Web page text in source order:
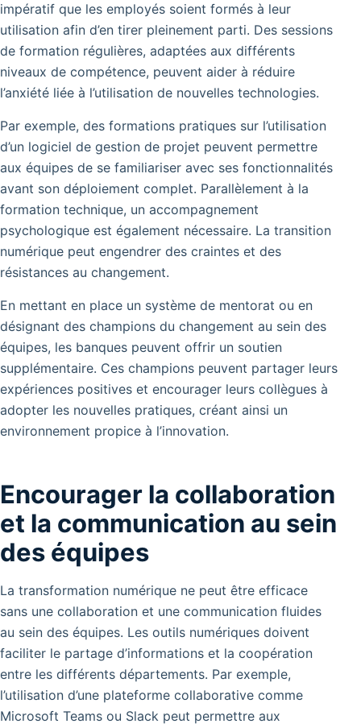
impératif que les employés soient formés à leur
utilisation afin d’en tirer pleinement parti. Des sessions
de formation régulières, adaptées aux différents
niveaux de compétence, peuvent aider à réduire
l’anxiété liée à l’utilisation de nouvelles technologies.
Par exemple, des formations pratiques sur l’utilisation
d’un logiciel de gestion de projet peuvent permettre
aux équipes de se familiariser avec ses fonctionnalités
avant son déploiement complet. Parallèlement à la
formation technique, un accompagnement
psychologique est également nécessaire. La transition
numérique peut engendrer des craintes et des
résistances au changement.
En mettant en place un système de mentorat ou en
désignant des champions du changement au sein des
équipes, les banques peuvent offrir un soutien
supplémentaire. Ces champions peuvent partager leurs
expériences positives et encourager leurs collègues à
adopter les nouvelles pratiques, créant ainsi un
environnement propice à l’innovation.
Encourager la collaboration
et la communication au sein
des équipes
La transformation numérique ne peut être efficace
sans une collaboration et une communication fluides
au sein des équipes. Les outils numériques doivent
faciliter le partage d’informations et la coopération
entre les différents départements. Par exemple,
l’utilisation d’une plateforme collaborative comme
Microsoft Teams ou Slack peut permettre aux